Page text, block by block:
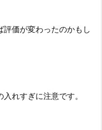
価が変わったのかもし
れすぎに注意です。